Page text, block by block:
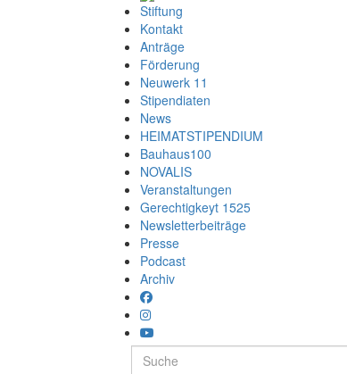
Stiftung
Kontakt
Anträge
Förderung
Neuwerk 11
Stipendiaten
News
HEIMATSTIPENDIUM
Bauhaus100
NOVALIS
Veranstaltungen
Gerechtigkeyt 1525
Newsletterbeiträge
Presse
Podcast
Archiv